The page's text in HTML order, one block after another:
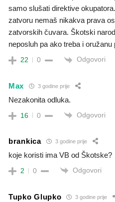
samo slušati direktive
zatvoru nemaš nikakva prava
zatvorskih čuvara. Škotski
neposluh pa ako treba i oružanu
22 0 Odgovori
Max 3 godine prije
Nezakonita odluka.
16 0 Odgovori
brankica 3 godine prije
koje koristi ima VB od Škotske?
2 0 Odgovori
Tupko Glupko 3 godine prije